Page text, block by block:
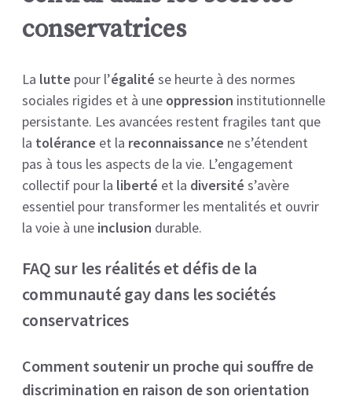
conservatrices
La lutte pour l’égalité se heurte à des normes
sociales rigides et à une oppression institutionnelle
persistante. Les avancées restent fragiles tant que
la tolérance et la reconnaissance ne s’étendent
pas à tous les aspects de la vie. L’engagement
collectif pour la liberté et la diversité s’avère
essentiel pour transformer les mentalités et ouvrir
la voie à une inclusion durable.
FAQ sur les réalités et défis de la
communauté gay dans les sociétés
conservatrices
Comment soutenir un proche qui souffre de
discrimination en raison de son orientation